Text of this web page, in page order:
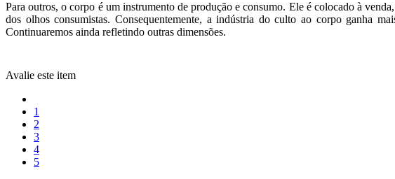
Para outros, o corpo é um instrumento de produção e consumo. Ele é colocado à
dos olhos consumistas. Consequentemente, a indústria do culto ao corpo ganha
Continuaremos ainda refletindo outras dimensões.
Avalie este item
1
2
3
4
5